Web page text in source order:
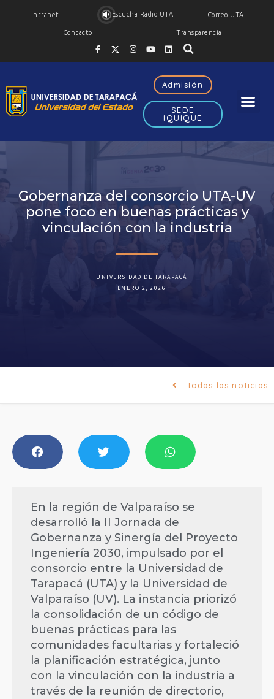
Intranet Escucha Radio UTA Correo UTA
Contacto Transparencia
Admisión
SEDE
IQUIQUE
Gobernanza del consorcio UTA-UV
pone foco en buenas prácticas y
vinculación con la industria
UNIVERSIDAD DE TARAPACÁ
ENERO 2, 2026
Todas las noticias
En la región de Valparaíso se
desarrolló la II Jornada de
Gobernanza y Sinergía del Proyecto
Ingeniería 2030, impulsado por el
consorcio entre la Universidad de
Tarapacá (UTA) y la Universidad de
Valparaíso (UV). La instancia priorizó
la consolidación de un código de
buenas prácticas para las
comunidades facultarias y fortaleció
la planificación estratégica, junto
con la vinculación con la industria a
través de la reunión de directorio,